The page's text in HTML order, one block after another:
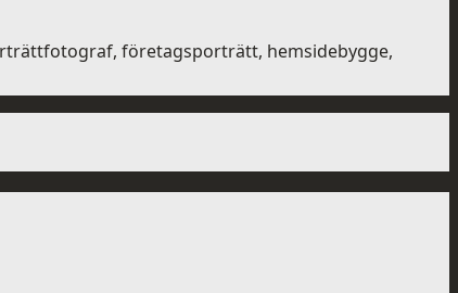
företagsporträtt, hemsidebygge,